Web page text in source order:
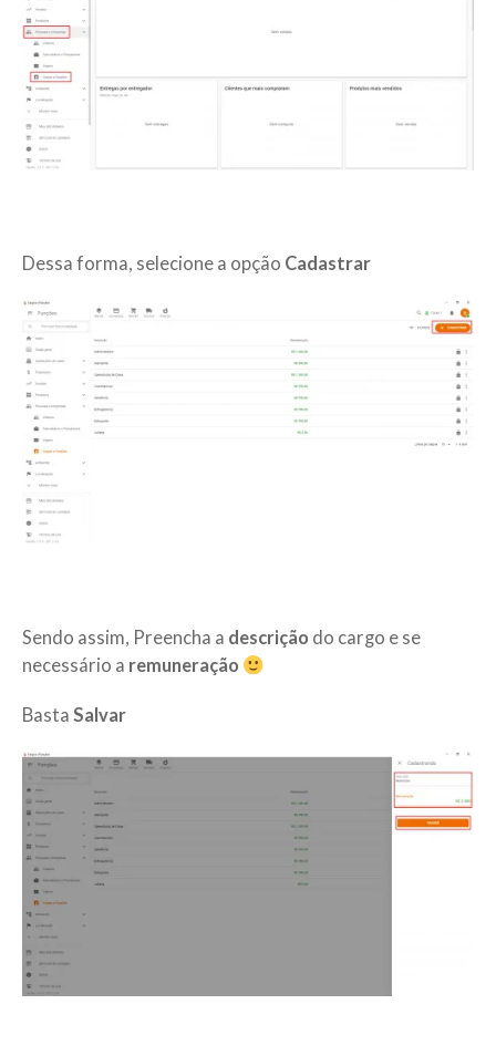
Dessa forma, selecione a opção Cadastrar
Sendo assim, Preencha a descrição do cargo e se
necessário a remuneração
Basta Salvar